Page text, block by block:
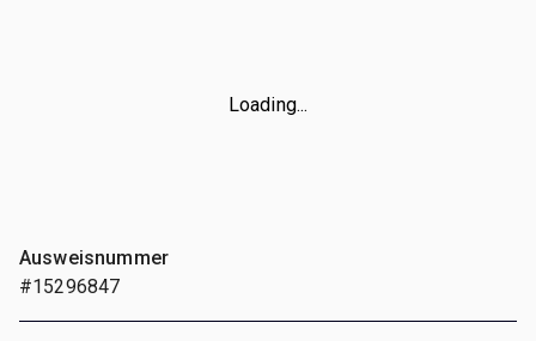
Loading...
Ausweisnummer
#15296847